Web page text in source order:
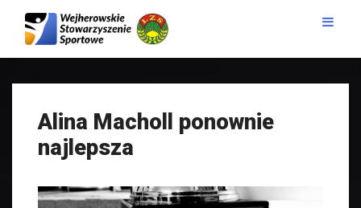
Alina Macholl ponownie
najlepsza